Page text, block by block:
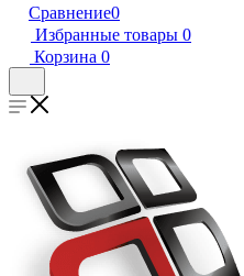
Сравнение0
Избранные товары 0
Корзина 0